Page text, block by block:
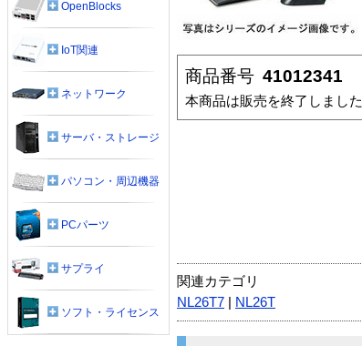
商品番号 41012341
本商品は販売を終了しました
関連カテゴリ
NL26T7
NL26T
OpenBlocks
IoT関連
ネットワーク
サーバ・ストレージ
パソコン・周辺機器
PCパーツ
サプライ
ソフト・ライセンス